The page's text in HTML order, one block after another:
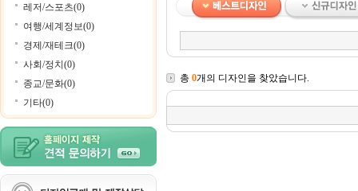
레저/스포츠(0)
여행/세계정보(0)
경제/재테크(0)
사회/정치(0)
종교/문화(0)
기타(0)
총 0개의 디자인을 찾았습니다.